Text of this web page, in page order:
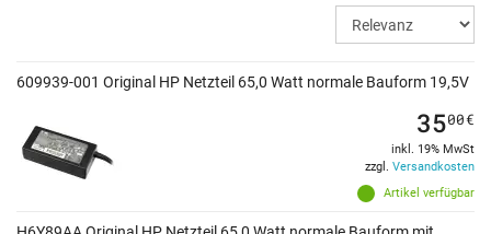
609939-001 Original HP Netzteil 65,0 Watt normale Bauform 19,5V
Artikel verfügbar
3500€
inkl. 19% MwSt
zzgl. Versandkosten